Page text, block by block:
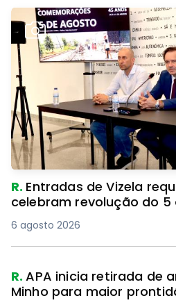
R. Entradas de Vizela
celebram revolução do 5
6 agosto 2026
R.APA inicia retirada de
Minho para maior